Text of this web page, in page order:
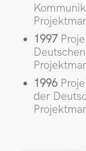
1997
1996
der